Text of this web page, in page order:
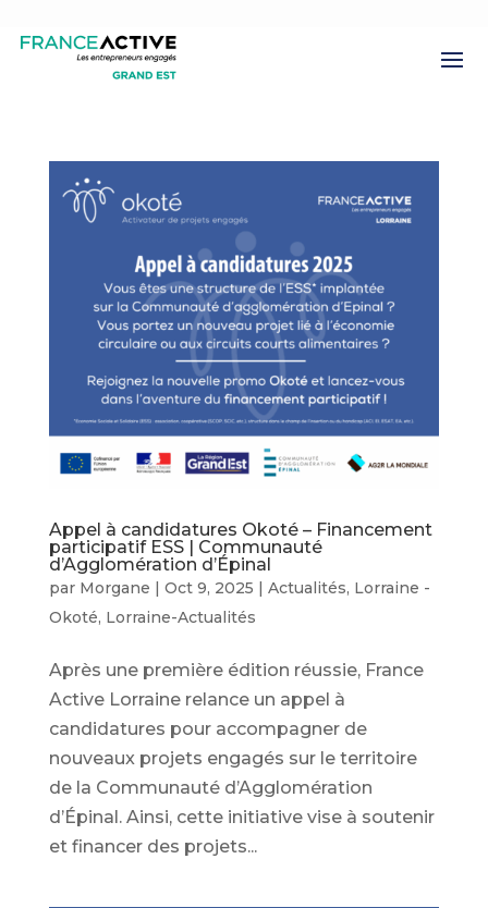
Appel à candidatures Okoté – Financement
participatif ESS | Communauté
d’Agglomération d’Épinal
par Morgane | Oct 9, 2025 | Actualités, Lorraine -
Okoté, Lorraine-Actualités
Après une première édition réussie, France
Active Lorraine relance un appel à
candidatures pour accompagner de
nouveaux projets engagés sur le territoire
de la Communauté d’Agglomération
d’Épinal. Ainsi, cette initiative vise à soutenir
et financer des projets...